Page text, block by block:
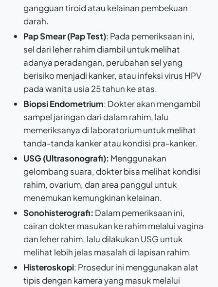
gangguan tiroid atau kelainan pembekuan
darah.
Pap Smear (Pap Test): Pada pemeriksaan ini,
sel dari leher rahim diambil untuk melihat
adanya peradangan, perubahan sel yang
berisiko menjadi kanker, atau infeksi virus HPV
pada wanita usia 25 tahun ke atas.
Biopsi Endometrium: Dokter akan mengambil
sampel jaringan dari dalam rahim, lalu
memeriksanya di laboratorium untuk melihat
tanda-tanda kanker atau kondisi pra-kanker.
USG (Ultrasonografi): Menggunakan
gelombang suara, dokter bisa melihat kondisi
rahim, ovarium, dan area panggul untuk
menemukan kemungkinan kelainan.
Sonohisterografi: Dalam pemeriksaan ini,
cairan dokter masukan ke rahim melalui vagina
dan leher rahim, lalu dilakukan USG untuk
melihat lebih jelas masalah di lapisan rahim.
Histeroskopi: Prosedur ini menggunakan alat
tipis dengan kamera yang masuk melalui